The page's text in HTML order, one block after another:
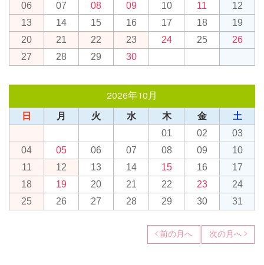
06
07 08 09 10 11
12
13
14 15 16 17 18
19
20
21 22 23 24 25
26
27
28 29 30
2026年10月
日 月 火 水 木 金
土
01
02
03
04
05 06 07 08 09
10
11
12 13 14 15 16
17
18
19 20 21 22 23
24
25
26 27 28 29 30 31
前の月へ 次の月へ